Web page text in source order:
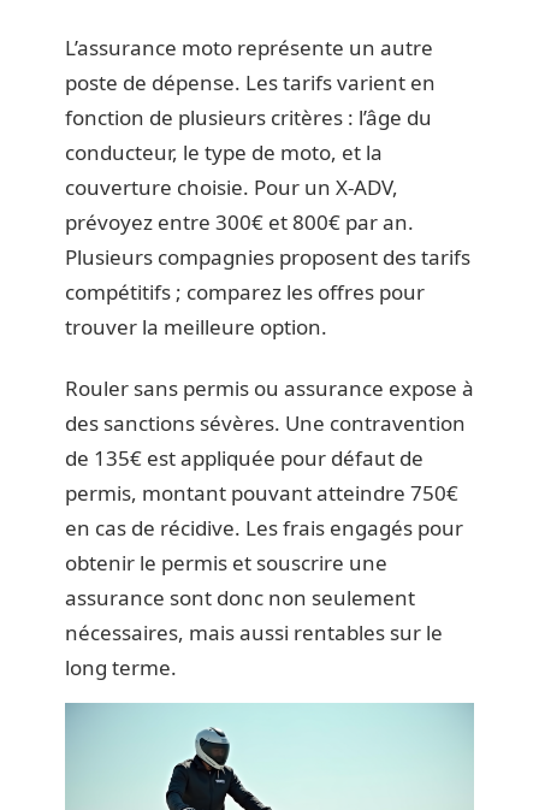
L’assurance moto représente un autre
poste de dépense. Les tarifs varient en
fonction de plusieurs critères : l’âge du
conducteur, le type de moto, et la
couverture choisie. Pour un X-ADV,
prévoyez entre 300€ et 800€ par an.
Plusieurs compagnies proposent des tarifs
compétitifs ; comparez les offres pour
trouver la meilleure option.
Rouler sans permis ou assurance expose à
des sanctions sévères. Une contravention
de 135€ est appliquée pour défaut de
permis, montant pouvant atteindre 750€
en cas de récidive. Les frais engagés pour
obtenir le permis et souscrire une
assurance sont donc non seulement
nécessaires, mais aussi rentables sur le
long terme.